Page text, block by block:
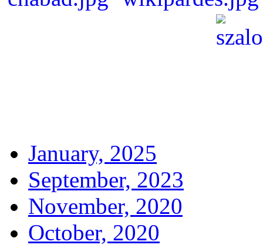
January, 2025
September, 2023
November, 2020
October, 2020